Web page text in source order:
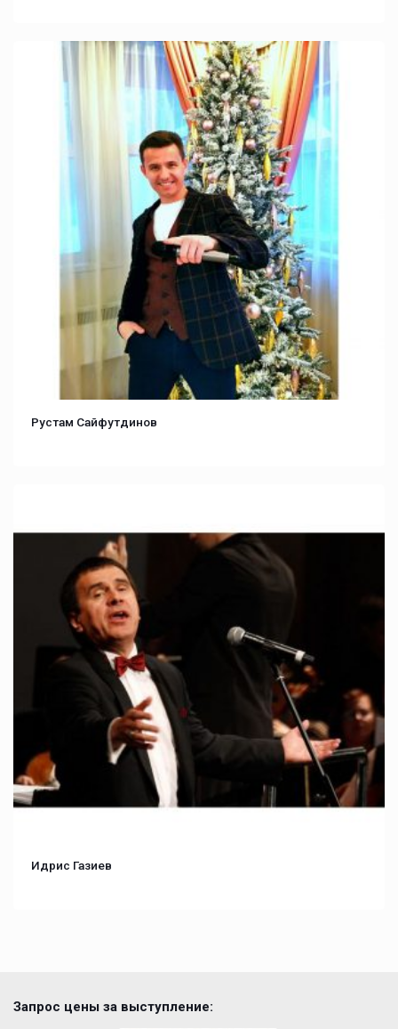
Рустам Сайфутдинов
Идрис Газиев
Запрос цены за выступление: